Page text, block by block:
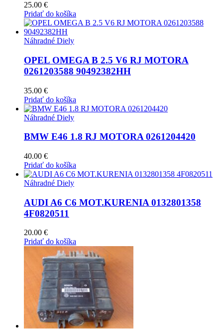
25.00 €
Pridať do košíka
Náhradné Diely
OPEL OMEGA B 2.5 V6 RJ MOTORA
0261203588 90492382HH
35.00 €
Pridať do košíka
Náhradné Diely
BMW E46 1.8 RJ MOTORA 0261204420
40.00 €
Pridať do košíka
Náhradné Diely
AUDI A6 C6 MOT.KURENIA 0132801358
4F0820511
20.00 €
Pridať do košíka